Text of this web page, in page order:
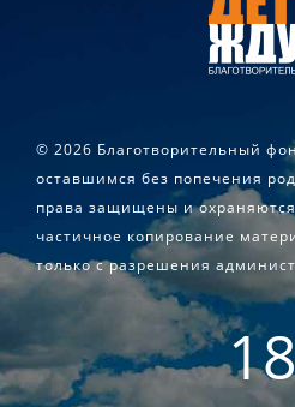
© 2026 Благотворительный
оставшимся без попечения
права защищены и
частичное копирование
только с разрешения